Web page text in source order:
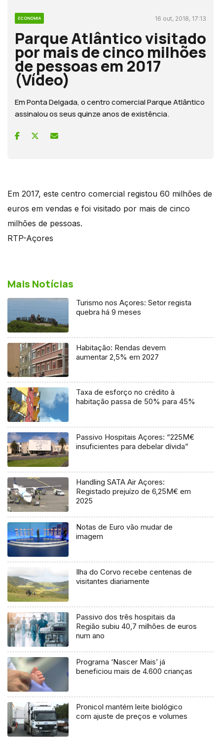
ECONOMIA 16 out, 2018, 17:13
Parque Atlântico visitado
por mais de cinco milhões
de pessoas em 2017
(Vídeo)
Em Ponta Delgada, o centro comercial Parque Atlântico
assinalou os seus quinze anos de existência.
Em 2017, este centro comercial registou 60 milhões de
euros em vendas e foi visitado por mais de cinco
milhões de pessoas.
RTP-Açores
Mais Notícias
Turismo nos Açores: Setor regista
quebra há 9 meses
Habitação: Rendas devem
aumentar 2,5% em 2027
Taxa de esforço no crédito à
habitação passa de 50% para 45%
Passivo Hospitais Açores: “225M€
insuficientes para debelar dívida”
Handling SATA Air Açores:
Registado prejuízo de 6,25M€ em
2025
Notas de Euro vão mudar de
imagem
Ilha do Corvo recebe centenas de
visitantes diariamente
Passivo dos três hospitais da
Região subiu 40,7 milhões de euros
num ano
Programa ‘Nascer Mais’ já
beneficiou mais de 4.600 crianças
Pronicol mantém leite biológico
com ajuste de preços e volumes